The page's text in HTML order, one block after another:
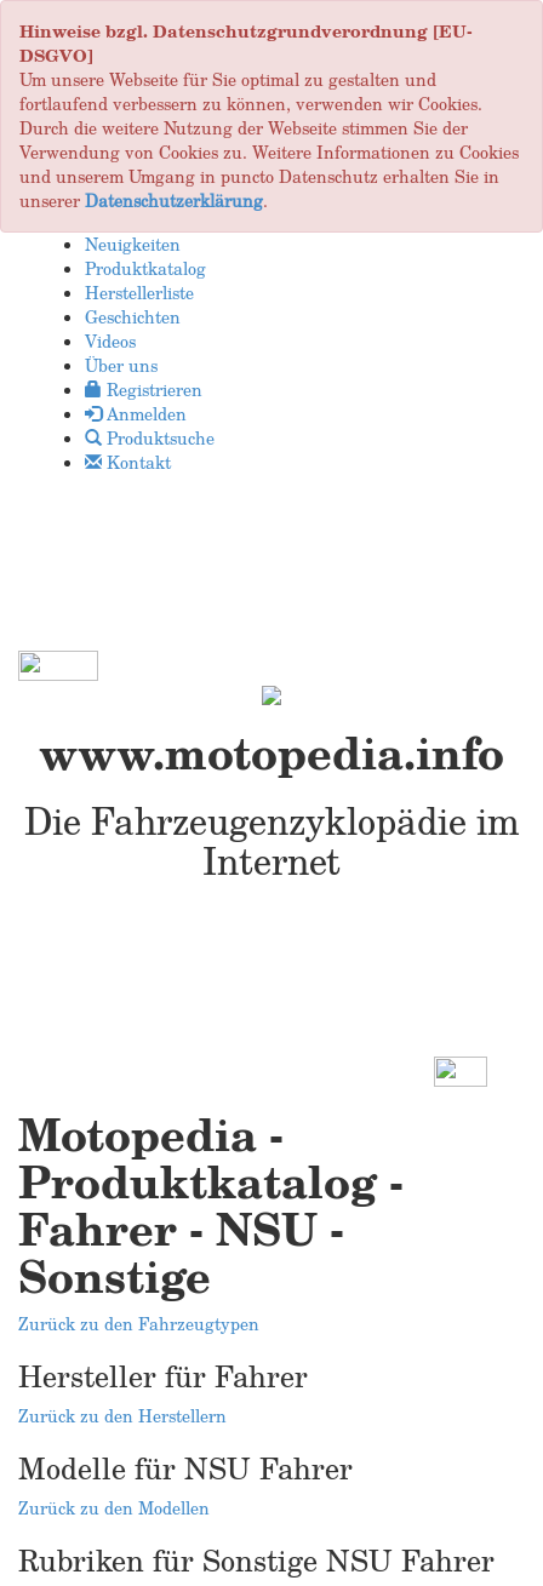
Hinweise bzgl. Datenschutzgrundverordnung [EU-
DSGVO]
Um unsere Webseite für Sie optimal zu gestalten und
fortlaufend verbessern zu können, verwenden wir Cookies.
Durch die weitere Nutzung der Webseite stimmen Sie der
Verwendung von Cookies zu. Weitere Informationen zu Cookies
und unserem Umgang in puncto Datenschutz erhalten Sie in
unsererDatenschutzerklärung.
Neuigkeiten
Produktkatalog
Herstellerliste
Geschichten
Videos
Über uns
Registrieren
Anmelden
Produktsuche
Kontakt
www.motopedia.info
Die Fahrzeugenzyklopädie im
Internet
Motopedia -
Produktkatalog -
Fahrer - NSU -
Sonstige
Zurück zu den Fahrzeugtypen
Hersteller für Fahrer
Zurück zu den Herstellern
Modelle für NSU Fahrer
Zurück zu den Modellen
Rubriken für Sonstige NSU Fahrer